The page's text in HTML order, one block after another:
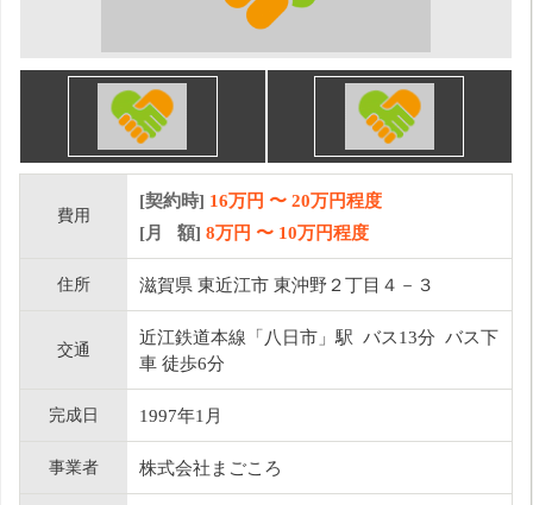
費用
[契約時] 16万円 〜 20万円程度
[月 額] 8万円 〜 10万円程度
住所 滋賀県 東近江市 東沖野２丁目４－３
交通
近江鉄道本線「八日市」駅 バス13分 バス下
車 徒歩6分
完成日 1997年1月
事業者 株式会社まごころ